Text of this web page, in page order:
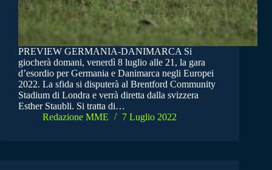
PREVIEW GERMANIA-DANIMARCA Si
giocherà domani, venerdì 8 luglio alle 21, la gara
d’esordio per Germania e Danimarca negli Europei
2022. La sfida si disputerà al Brentford Community
Stadium di Londra e verrà diretta dalla svizzera
Esther Staubli. Si tratta di…
Redazione MME
7 Luglio 2022